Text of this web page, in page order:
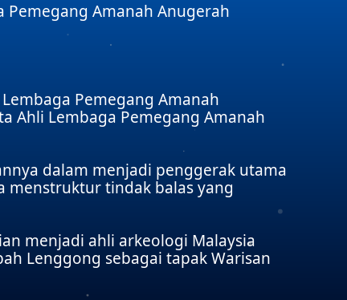
Pemegang Amanah Anugerah
Pemegang Amanah
Ahli Lembaga Pemegang Amanah
dalam menjadi penggerak utama
menstruktur tindak balas yang
menjadi ahli arkeologi Malaysia
Lenggong sebagai tapak Warisan